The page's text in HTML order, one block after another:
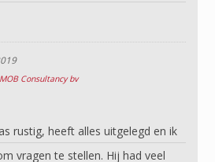
MOB Consultancy bv
rustig, heeft alles uitgelegd en ik
vragen te stellen. Hij had veel